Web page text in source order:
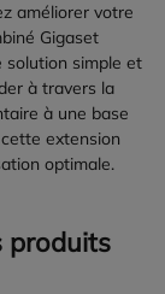
améliorer votre
Gigaset
solution simple et
à travers la
à une base
extension
optimale.
produits